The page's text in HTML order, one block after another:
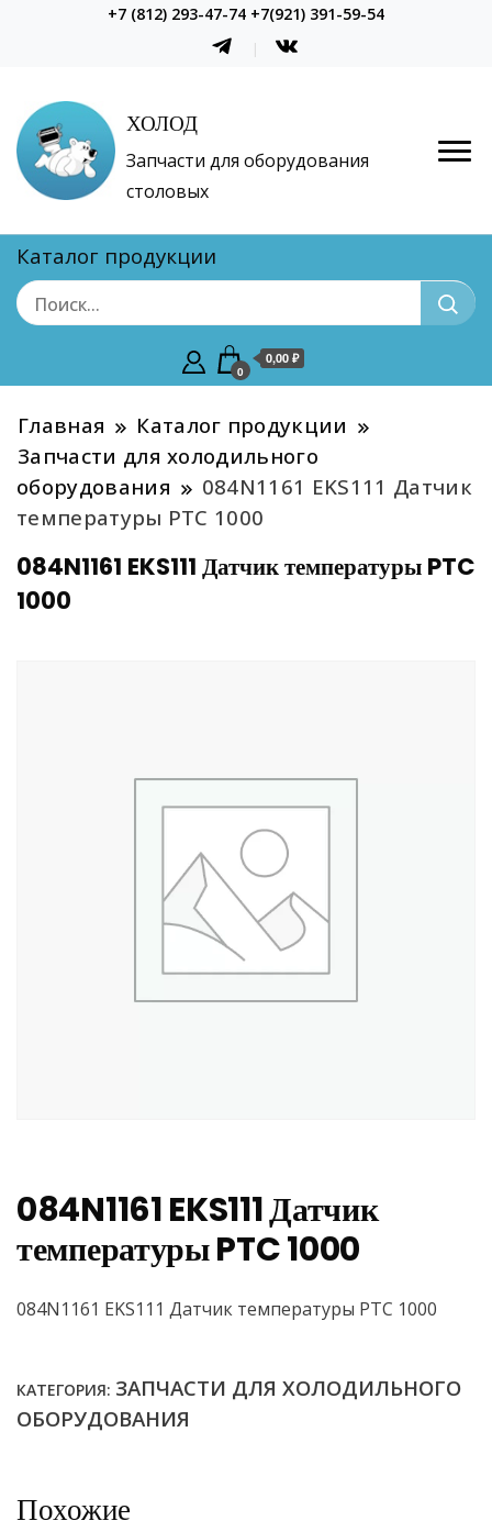
+7 (812) 293-47-74 +7(921) 391-59-54
ХОЛОД
Запчасти для оборудования
столовых
Каталог продукции
0
0,00 ₽
Главная
Каталог продукции
Запчасти для холодильного
оборудования
084N1161 EKS111 Датчик
температуры PTC 1000
084N1161 EKS111 Датчик температуры PTC
1000
084N1161 EKS111 Датчик
температуры PTC 1000
084N1161 EKS111 Датчик температуры PTC 1000
КАТЕГОРИЯ: ЗАПЧАСТИ ДЛЯ ХОЛОДИЛЬНОГО
ОБОРУДОВАНИЯ
Похожие